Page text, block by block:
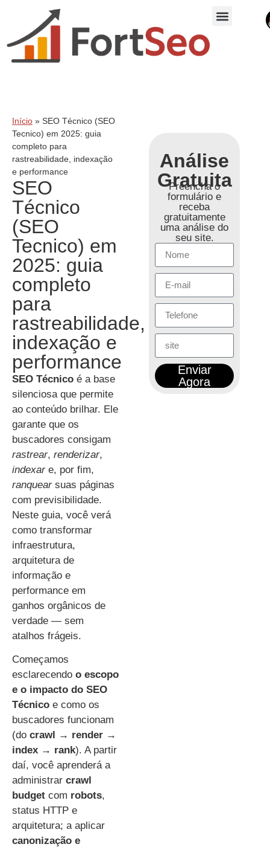
Início » SEO Técnico (SEO
Tecnico) em 2025: guia
completo para
rastreabilidade, indexação
e performance
SEO
Técnico
(SEO
Tecnico) em
2025: guia
completo
para
rastreabilidade,
indexação e
performance
SEO Técnico é a base
silenciosa que permite
ao conteúdo brilhar. Ele
garante que os
buscadores consigam
rastrear, renderizar,
indexare, por fim,
ranquearsuas páginas
com previsibilidade.
Neste guia, você verá
como transformar
infraestrutura,
arquitetura de
informação e
performance em
ganhos orgânicos de
verdade — sem
atalhos frágeis.
Começamos
esclarecendo o escopo
e o impacto do SEO
Técnico e como os
buscadores funcionam
(do crawl → render →
index → rank). A partir
daí, você aprenderá a
administrar crawl
budget com robots,
status HTTP e
arquitetura; a aplicar
canonização e
Análise
Gratuita
Preencha o
formulário e
receba
gratuitamente
uma análise do
seu site.
Enviar
Agora